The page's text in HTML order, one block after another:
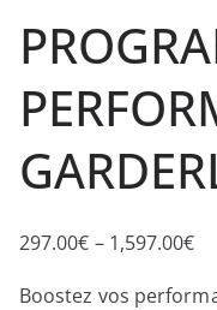
297.00€ – 1,597.00€
P
lBoostez vos